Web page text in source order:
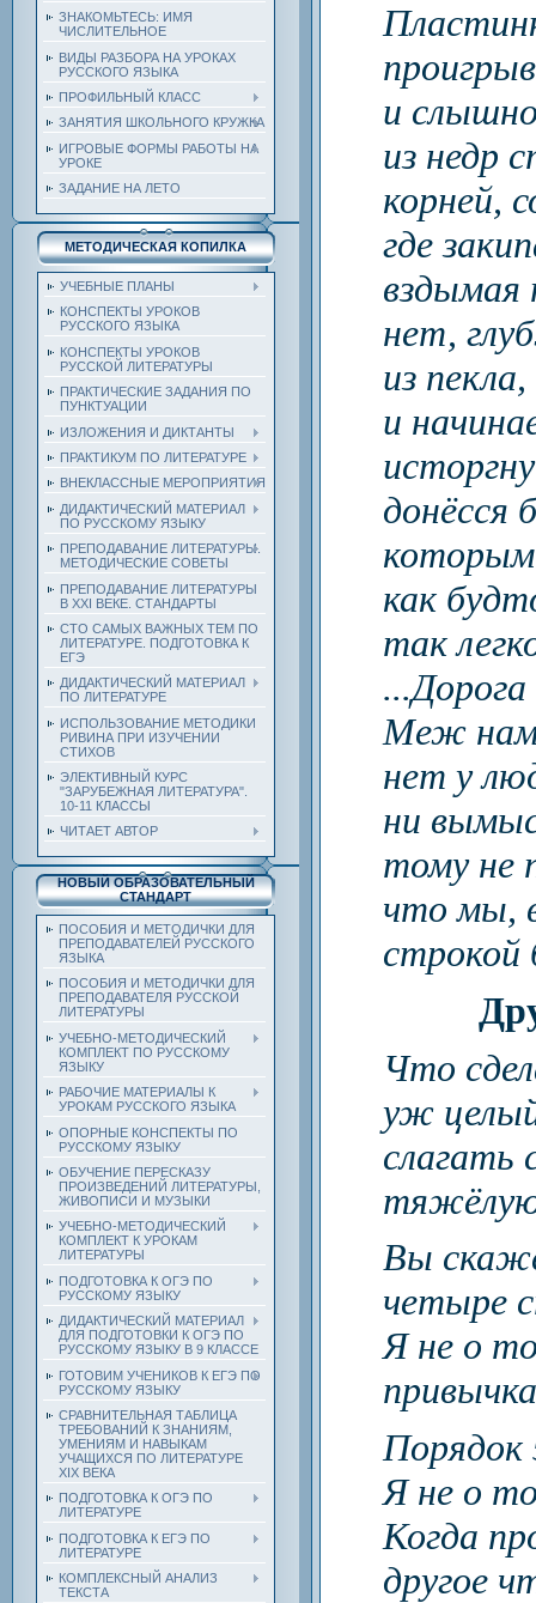
ЗНАКОМЬТЕСЬ: ИМЯ
ЧИСЛИТЕЛЬНОЕ
ВИДЫ РАЗБОРА НА УРОКАХ
РУССКОГО ЯЗЫКА
ПРОФИЛЬНЫЙ КЛАСС
ЗАНЯТИЯ ШКОЛЬНОГО КРУЖКА
ИГРОВЫЕ ФОРМЫ РАБОТЫ НА
УРОКЕ
ЗАДАНИЕ НА ЛЕТО
МЕТОДИЧЕСКАЯ КОПИЛКА
УЧЕБНЫЕ ПЛАНЫ
КОНСПЕКТЫ УРОКОВ
РУССКОГО ЯЗЫКА
КОНСПЕКТЫ УРОКОВ
РУССКОЙ ЛИТЕРАТУРЫ
ПРАКТИЧЕСКИЕ ЗАДАНИЯ ПО
ПУНКТУАЦИИ
ИЗЛОЖЕНИЯ И ДИКТАНТЫ
ПРАКТИКУМ ПО ЛИТЕРАТУРЕ
ВНЕКЛАССНЫЕ МЕРОПРИЯТИЯ
ДИДАКТИЧЕСКИЙ МАТЕРИАЛ
ПО РУССКОМУ ЯЗЫКУ
ПРЕПОДАВАНИЕ ЛИТЕРАТУРЫ.
МЕТОДИЧЕСКИЕ СОВЕТЫ
ПРЕПОДАВАНИЕ ЛИТЕРАТУРЫ
В XXI ВЕКЕ. СТАНДАРТЫ
СТО САМЫХ ВАЖНЫХ ТЕМ ПО
ЛИТЕРАТУРЕ. ПОДГОТОВКА К
ЕГЭ
ДИДАКТИЧЕСКИЙ МАТЕРИАЛ
ПО ЛИТЕРАТУРЕ
ИСПОЛЬЗОВАНИЕ МЕТОДИКИ
РИВИНА ПРИ ИЗУЧЕНИИ
СТИХОВ
ЭЛЕКТИВНЫЙ КУРС
"ЗАРУБЕЖНАЯ ЛИТЕРАТУРА".
10-11 КЛАССЫ
ЧИТАЕТ АВТОР
НОВЫЙ ОБРАЗОВАТЕЛЬНЫЙ
СТАНДАРТ
ПОСОБИЯ И МЕТОДИЧКИ ДЛЯ
ПРЕПОДАВАТЕЛЕЙ РУССКОГО
ЯЗЫКА
ПОСОБИЯ И МЕТОДИЧКИ ДЛЯ
ПРЕПОДАВАТЕЛЯ РУССКОЙ
ЛИТЕРАТУРЫ
УЧЕБНО-МЕТОДИЧЕСКИЙ
КОМПЛЕКТ ПО РУССКОМУ
ЯЗЫКУ
РАБОЧИЕ МАТЕРИАЛЫ К
УРОКАМ РУССКОГО ЯЗЫКА
ОПОРНЫЕ КОНСПЕКТЫ ПО
РУССКОМУ ЯЗЫКУ
ОБУЧЕНИЕ ПЕРЕСКАЗУ
ПРОИЗВЕДЕНИЙ ЛИТЕРАТУРЫ,
ЖИВОПИСИ И МУЗЫКИ
УЧЕБНО-МЕТОДИЧЕСКИЙ
КОМПЛЕКТ К УРОКАМ
ЛИТЕРАТУРЫ
ПОДГОТОВКА К ОГЭ ПО
РУССКОМУ ЯЗЫКУ
ДИДАКТИЧЕСКИЙ МАТЕРИАЛ
ДЛЯ ПОДГОТОВКИ К ОГЭ ПО
РУССКОМУ ЯЗЫКУ В 9 КЛАССЕ
ГОТОВИМ УЧЕНИКОВ К ЕГЭ ПО
РУССКОМУ ЯЗЫКУ
СРАВНИТЕЛЬНАЯ ТАБЛИЦА
ТРЕБОВАНИЙ К ЗНАНИЯМ,
УМЕНИЯМ И НАВЫКАМ
УЧАЩИХСЯ ПО ЛИТЕРАТУРЕ
ХIХ ВЕКА
ПОДГОТОВКА К ОГЭ ПО
ЛИТЕРАТУРЕ
ПОДГОТОВКА К ЕГЭ ПО
ЛИТЕРАТУРЕ
КОМПЛЕКСНЫЙ АНАЛИЗ
ТЕКСТА
и
из недр
корней,
где
вздымая
нет,
из
и
донёсся
как
так
Меж
нет у
ни
тому не
что мы,
строкой
Что
уж
слагать
Вы
четыре
Я не о
Порядок
Я не о
Когда
другое